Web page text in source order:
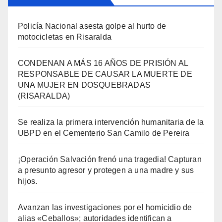
Policía Nacional asesta golpe al hurto de
motocicletas en Risaralda
CONDENAN A MÁS 16 AÑOS DE PRISIÓN AL
RESPONSABLE DE CAUSAR LA MUERTE DE
UNA MUJER EN DOSQUEBRADAS
(RISARALDA)
Se realiza la primera intervención humanitaria de la
UBPD en el Cementerio San Camilo de Pereira
¡Operación Salvación frenó una tragedia! Capturan
a presunto agresor y protegen a una madre y sus
hijos.
Avanzan las investigaciones por el homicidio de
alias «Ceballos»; autoridades identifican a